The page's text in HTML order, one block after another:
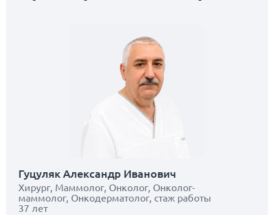
Гуцуляк Александр Иванович
Хирург, Маммолог, Онколог, Онколог-
маммолог, Онкодерматолог, стаж работы
37 лет